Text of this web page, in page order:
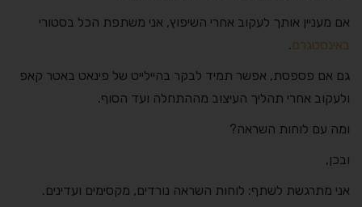
אם מעניין אותך לעקוב אחרי השיפוץ, אני משתפת הכל בסטורי
באינסטגרם .
גם אם פספסת, אפשר תמיד לבקר בהיילייט של פינאט באטר קאפ
ולעקוב אחרי תהליך העיצוב מההתחלה ועד הסוף.
ומה עם לוחות השראה?
ובכן,
אני מתרגשת לשתף: לוחות השראה נורדים, מקסימים ועדינים.